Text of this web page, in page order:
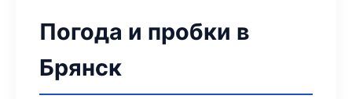
Погода и пробки в
Брянск